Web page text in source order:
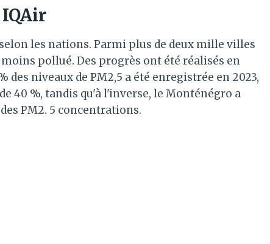
les nations. Parmi plus de deux mille villes
pollué. Des progrès ont été réalisés en
niveaux de PM2,5 a été enregistrée en 2023,
40 %, tandis qu'à l'inverse, le Monténégro a
PM2. 5 concentrations.